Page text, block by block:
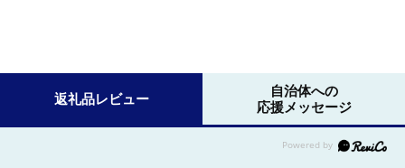
返礼品レビュー
自治体への
応援メッセージ